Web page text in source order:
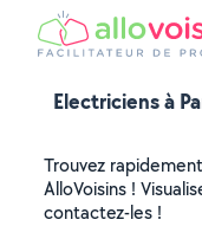
Electriciens à
Trouvez
AlloVoisins !
contactez-les !